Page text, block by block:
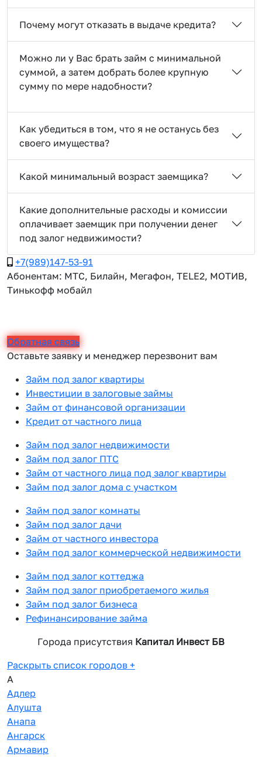
Почему могут отказать в выдаче кредита?
Можно ли у Вас брать займ с минимальной
суммой, а затем добрать более крупную
сумму по мере надобности?
Как убедиться в том, что я не останусь без
своего имущества?
Какой минимальный возраст заемщика?
Какие дополнительные расходы и комиссии
оплачивает заемщик при получении денег
под залог недвижимости?
+7(989)147-53-91
Абонентам: МТС, Билайн, Мегафон, TELE2, МОТИВ,
Тинькофф мобайл
Обратная связь
Оставьте заявку и менеджер перезвонит вам
Займ под залог квартиры
Инвестиции в залоговые займы
Займ от финансовой организации
Кредит от частного лица
Займ под залог недвижимости
Займ под залог ПТС
Займ от частного лица под залог квартиры
Займ под залог дома с участком
Займ под залог комнаты
Займ под залог дачи
Займ от частного инвестора
Займ под залог коммерческой недвижимости
Займ под залог коттеджа
Займ под залог приобретаемого жилья
Займ под залог бизнеса
Рефинансирование займа
Города присутствия Капитал Инвест БВ
Раскрыть список городов +
А
Адлер
Алушта
Анапа
Ангарск
Армавир